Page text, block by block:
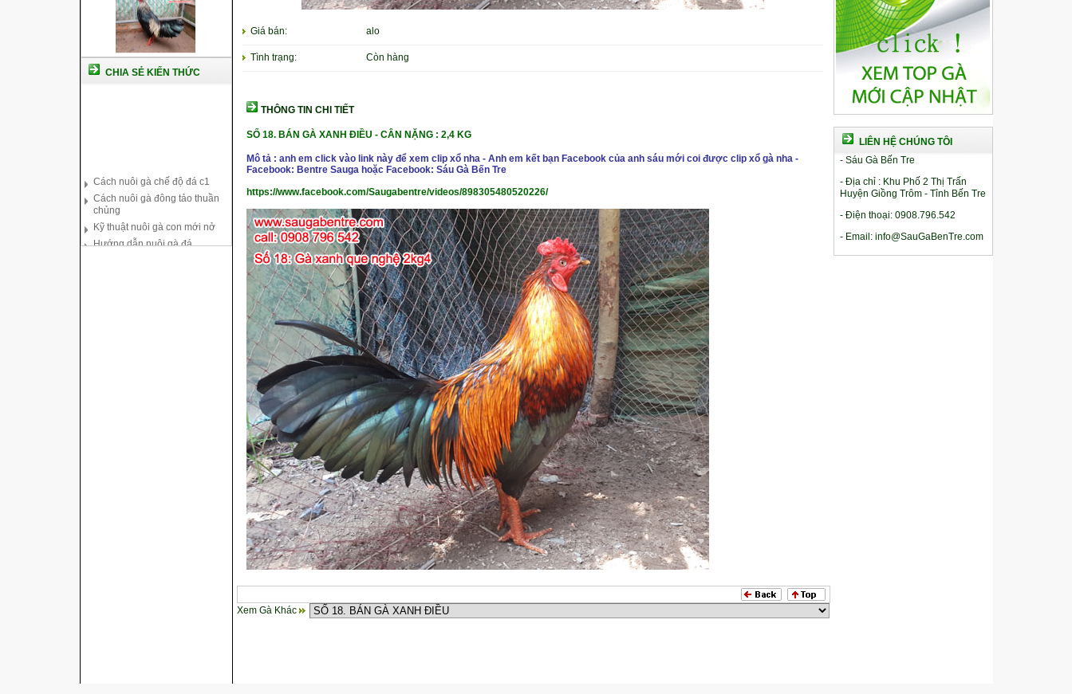
CHIA SẺ KIẾN THỨC
Cách nuôi gà đông tảo thuần
Kỹ thuật nuôi gà con mới nở
Hướng dẫn nuôi gà đá
Tại sao bạn cần biết cách nuôi
Giá bán: alo
Tình trạng: Còn hàng
THÔNG TIN CHI TIẾT
SỐ 18. BÁN GÀ XANH ĐIỀU - CÂN NẶNG : 2,4 KG
Mô tả : anh em click vào link này để xem clip xổ nha - Anh em kết bạn Facebook của anh sáu mới coi được clip xổ gà nha -
Facebook: Bentre Sauga hoặc Facebook: Sáu Gà Bến Tre
https://www.facebook.com/Saugabentre/videos/898305480520226/
Xem Gà Khác
LIÊN HỆ CHÚNG TÔI
- Sáu Gà Bến Tre
- Địa chỉ : Khu Phố 2 Thị Trấn
Huyện Giồng Trôm - Tỉnh Bến Tre
- Điện thoại: 0908.796.542
- Email: info@SauGaBenTre.com